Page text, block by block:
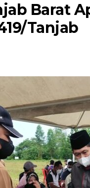
Barat
Tanjab